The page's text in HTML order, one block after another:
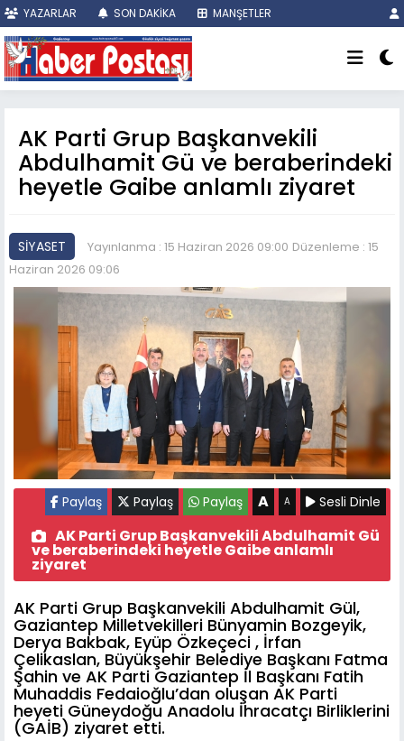
YAZARLAR SON DAKİKA MANŞETLER
AK Parti Grup Başkanvekili
Abdulhamit Gü ve beraberindeki
heyetle Gaibe anlamlı ziyaret
SİYASET Yayınlanma : 15 Haziran 2026 09:00 Düzenleme : 15
Haziran 2026 09:06
Paylaş Paylaş Paylaş A A Sesli Dinle
AK Parti Grup Başkanvekili Abdulhamit Gü
ve beraberindeki heyetle Gaibe anlamlı
ziyaret
AK Parti Grup Başkanvekili Abdulhamit Gül,
Gaziantep Milletvekilleri Bünyamin Bozgeyik,
Derya Bakbak, Eyüp Özkeçeci , İrfan
Çelikaslan, Büyükşehir Belediye Başkanı Fatma
Şahin ve AK Parti Gaziantep İl Başkanı Fatih
Muhaddis Fedaioğlu’dan oluşan AK Parti
heyeti Güneydoğu Anadolu İhracatçı Birliklerini
(GAİB) ziyaret etti.